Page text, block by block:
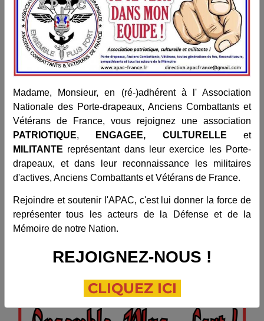
Madame, Monsieur, en (ré-)adhérent à l' Association
Nationale des Porte-drapeaux, Anciens Combattants et
Vétérans de France, vous rejoignez une association
PATRIOTIQUE, ENGAGEE, CULTURELLE et
MILITANTE représentant dans leur exercice les Porte-
drapeaux, et dans leur reconnaissance les militaires
d'actives, Anciens Combattants et Vétérans de France.
Rejoindre et soutenir l'APAC, c'est lui donner la force de
représenter tous les acteurs de la Défense et de la
Mémoire de notre Nation.
REJOIGNEZ-NOUS !
CLIQUEZ ICI